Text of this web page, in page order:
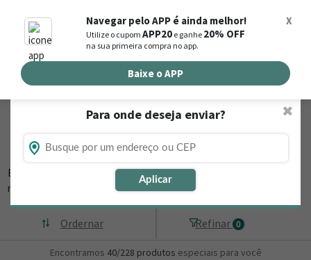
Navegar pelo APP é ainda melhor!
Utilize o cupomAPP20 e ganhe 20% OFF
na sua primeira compra no app.
X
Baixe o APP
Busca de produtos
Buscar por endereço de entrega
Para onde deseja enviar?
Aplicar
✖
Flores, Cestas e Presentes em Ibaretama -
CE
Está procurando loja de presente online em Ibaretama - CE? Então,
navegue na Nova
Refinar 0
Ordernar
Encontramos 40/228 produtos especiais para você